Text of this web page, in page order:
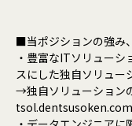
■当ポジションの強み
・豊富なITソリュー
スにした独自ソリュー
→独自ソリューショ